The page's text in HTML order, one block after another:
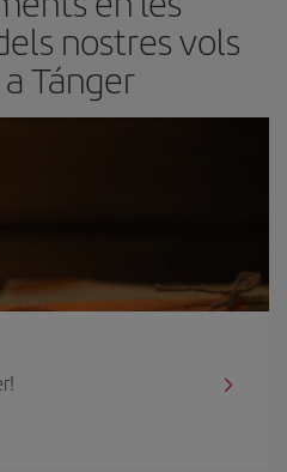
nostres vols
Tánger